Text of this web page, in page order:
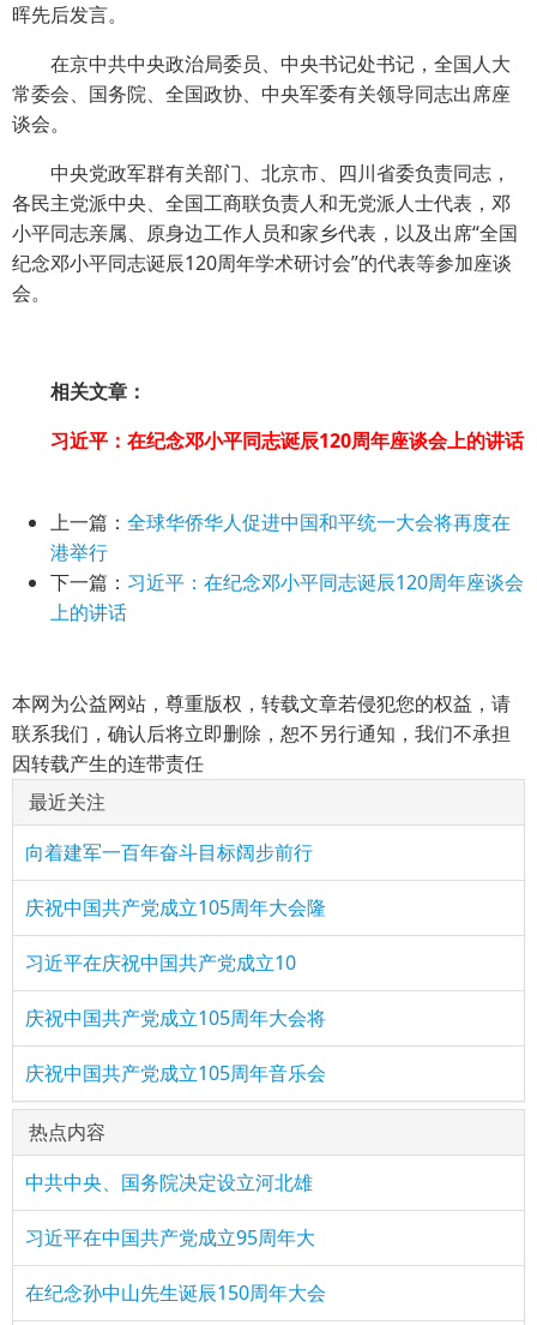
晖先后发言。
在京中共中央政治局委员、中央书记处书记，全国人大
常委会、国务院、全国政协、中央军委有关领导同志出席座
谈会。
中央党政军群有关部门、北京市、四川省委负责同志，
各民主党派中央、全国工商联负责人和无党派人士代表，邓
小平同志亲属、原身边工作人员和家乡代表，以及出席“全国
纪念邓小平同志诞辰120周年学术研讨会”的代表等参加座谈
会。
相关文章：
习近平：在纪念邓小平同志诞辰120周年座谈会上的讲话
上一篇： 全球华侨华人促进中国和平统一大会将再度在
港举行
下一篇： 习近平：在纪念邓小平同志诞辰120周年座谈会
上的讲话
本网为公益网站，尊重版权，转载文章若侵犯您的权益，请
联系我们，确认后将立即删除，恕不另行通知，我们不承担
因转载产生的连带责任
最近关注
向着建军一百年奋斗目标阔步前行
庆祝中国共产党成立105周年大会隆
习近平在庆祝中国共产党成立10
庆祝中国共产党成立105周年大会将
庆祝中国共产党成立105周年音乐会
热点内容
中共中央、国务院决定设立河北雄
习近平在中国共产党成立95周年大
在纪念孙中山先生诞辰150周年大会